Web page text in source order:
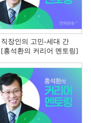
직장인의 고민-세대 간
[홍석환의 커리어 멘토링]